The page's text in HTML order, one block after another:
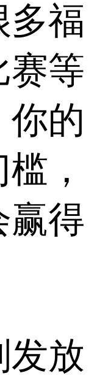
多福
赛等
你的
，
赢得
发放